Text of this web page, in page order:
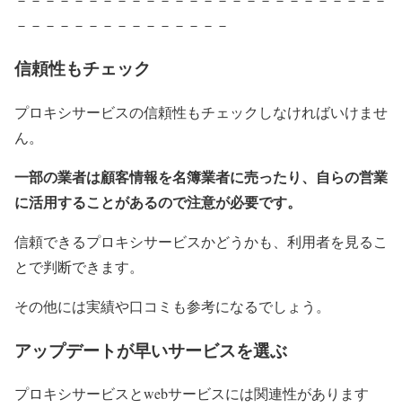
－－－－－－－－－－－－－－－
信頼性もチェック
プロキシサービスの信頼性もチェックしなければいけませ
ん。
一部の業者は顧客情報を名簿業者に売ったり、自らの営業
に活用することがあるので注意が必要です。
信頼できるプロキシサービスかどうかも、利用者を見るこ
とで判断できます。
その他には実績や口コミも参考になるでしょう。
アップデートが早いサービスを選ぶ
プロキシサービスとwebサービスには関連性があります